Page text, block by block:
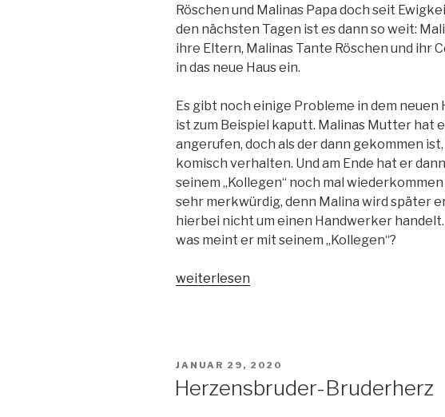
Röschen und Malinas Papa doch seit
den nächsten Tagen ist es dann so weit:
ihre Eltern, Malinas Tante Röschen und ihr
in das neue Haus ein.
Es gibt noch einige Probleme in dem neuen
ist zum Beispiel kaputt. Malinas Mutter hat
angerufen, doch als der dann gekommen
komisch verhalten. Und am Ende hat er
seinem „Kollegen“ noch mal
sehr merkwürdig, denn Malina wird später
hierbei nicht um einen Handwerker handelt.
was meint er mit seinem „Kollegen“?
„So
weiterlesen
VERÖFFENTLICHT
JANUAR 29, 2020
Herzensbruder-Bruderherz